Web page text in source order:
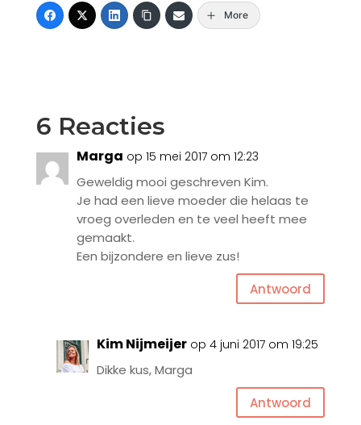
More
6 Reacties
Marga op 15 mei 2017 om 12:23
Geweldig mooi geschreven Kim.
Je had een lieve moeder die helaas te
vroeg overleden en te veel heeft mee
gemaakt.
Een bijzondere en lieve zus!
Antwoord
Kim Nijmeijer op 4 juni 2017 om 19:25
Dikke kus, Marga
Antwoord